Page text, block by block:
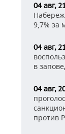
04 авг,
9,7% за
04 авг,
в
04 авг,
против